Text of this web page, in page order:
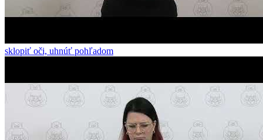
sklopiť oči, uhnúť pohľadom